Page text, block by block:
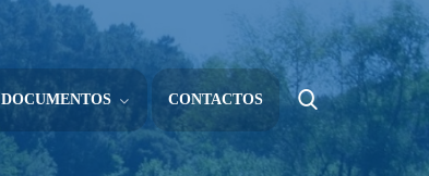
DOCUMENTOS CONTACTOS